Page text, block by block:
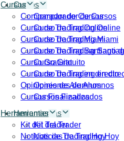
Cursos
Comparador de Cursos
Curso de Trading Online
Curso de Trading Miami
Curso de Trading
Curso Gratuito
Curso de Trading en
Opiniones de Alumnos
Cursos Finalizados
Herramientas
Kit del Trader
Noticias de Trading Hoy
Cursos
Comparador de Cursos
Curso de Trading Online
Curso de Trading Miami
Curso de Trading Santiago
Curso Gratuito
Curso de Trading en directo
Opiniones de Alumnos
Cursos Finalizados
Herramientas
Kit del Trader
Noticias de Trading Hoy